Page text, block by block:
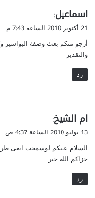
ي
ق
ل
اسماعيل:
21 أكتوبر 2010 الساعة 7:43 م
أرجو منكم بعث وصفة البواسير
والتقدير
رد
ي
ق
ل
ام الشيخ:
13 يوليو 2010 الساعة 4:37 ص
السلام عليكم لوسمحت ابغى
جزاكم الله خير
رد